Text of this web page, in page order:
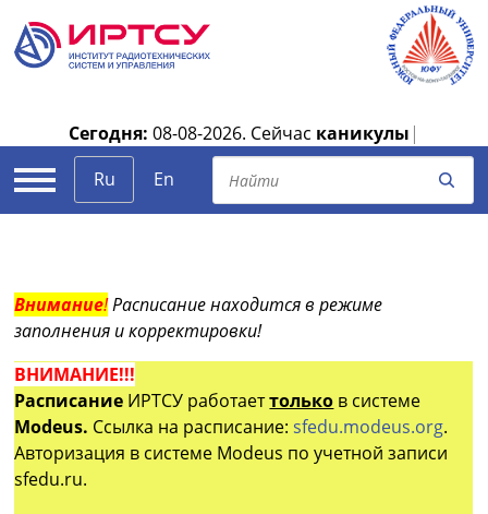
Сегодня: 08-08-2026. Сейчас каникулы |
Ru
En
Внимание!Расписание находится в режиме
заполнения и корректировки!
ВНИМАНИЕ!!!
Расписание ИРТСУ работаеттолько в системе
Modeus. Ссылка на расписание:sfedu.modeus.org.
Авторизация в системе Modeus по учетной записи
sfedu.ru.